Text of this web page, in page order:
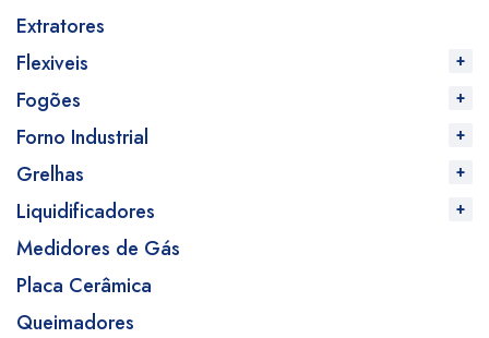
Extratores
Flexiveis
Fogões
Forno Industrial
Grelhas
Liquidificadores
Medidores de Gás
Placa Cerâmica
Queimadores